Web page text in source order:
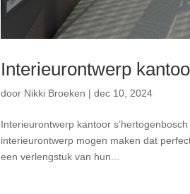
Interieurontwerp
door Nikki Broeken |dec 10, 2024
Interieurontwerp kantoor
interieurontwerp mogen maken dat
een verlengstuk van hun...